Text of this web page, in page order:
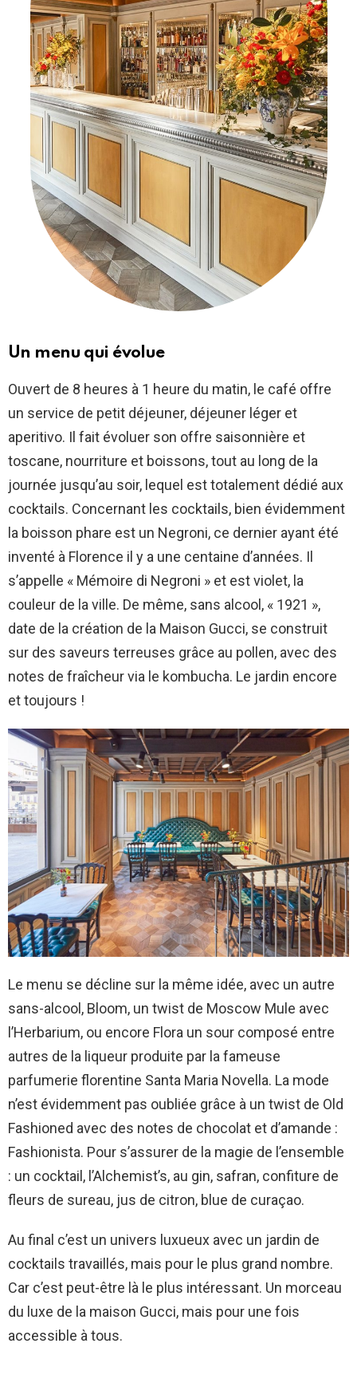
Un menu qui évolue
Ouvert de 8 heures à 1 heure du matin, le café offre
un service de petit déjeuner, déjeuner léger et
aperitivo. Il fait évoluer son offre saisonnière et
toscane, nourriture et boissons, tout au long de la
journée jusqu’au soir, lequel est totalement dédié aux
cocktails. Concernant les cocktails, bien évidemment
la boisson phare est un Negroni, ce dernier ayant été
inventé à Florence il y a une centaine d’années. Il
s’appelle « Mémoire di Negroni » et est violet, la
couleur de la ville. De même, sans alcool, « 1921 »,
date de la création de la Maison Gucci, se construit
sur des saveurs terreuses grâce au pollen, avec des
notes de fraîcheur via le kombucha. Le jardin encore
et toujours !
Le menu se décline sur la même idée, avec un autre
sans-alcool, Bloom, un twist de Moscow Mule avec
l’Herbarium, ou encore Flora un sour composé entre
autres de la liqueur produite par la fameuse
parfumerie florentine Santa Maria Novella. La mode
n’est évidemment pas oubliée grâce à un twist de Old
Fashioned avec des notes de chocolat et d’amande :
Fashionista. Pour s’assurer de la magie de l’ensemble
: un cocktail, l’Alchemist’s, au gin, safran, confiture de
fleurs de sureau, jus de citron, blue de curaçao.
Au final c’est un univers luxueux avec un jardin de
cocktails travaillés, mais pour le plus grand nombre.
Car c’est peut-être là le plus intéressant. Un morceau
du luxe de la maison Gucci, mais pour une fois
accessible à tous.